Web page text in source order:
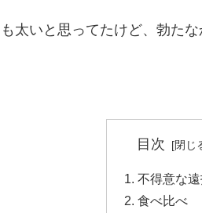
太いと思ってたけど、勃た
目次
不得意な
食べ比べ